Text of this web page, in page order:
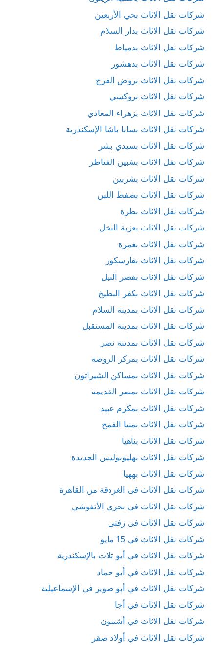
شركات نقل الاثاث بحي الأربعين
شركات نقل الاثاث بدار السلام
شركات نقل الاثاث بدمياط
شركات نقل الاثاث بدهشور
شركات نقل الاثاث بروض الفرج
شركات نقل الاثاث بروكسي
شركات نقل الاثاث بزهراء المعادي
شركات نقل الاثاث بسابا باشا الإسكندرية
شركات نقل الاثاث بسيدي بشر
شركات نقل الاثاث بشبين القناطر
شركات نقل الاثاث بشربين
شركات نقل الاثاث بصفط اللبن
شركات نقل الاثاث بطرة
شركات نقل الاثاث بعزبة النخل
شركات نقل الاثاث بغمرة
شركات نقل الاثاث بفارسكور
شركات نقل الاثاث بقصر النيل
شركات نقل الاثاث بكفر البطيخ
شركات نقل الاثاث بمدينة السلام
شركات نقل الاثاث بمدينة المستقبل
شركات نقل الاثاث بمدينة نصر
شركات نقل الاثاث بمركز الروضة
شركات نقل الاثاث بمساكن الشيراتون
شركات نقل الاثاث بمصر القديمة
شركات نقل الاثاث بمكرم عبيد
شركات نقل الاثاث بمنيا القمح
شركات نقل الاثاث بناهيا
شركات نقل الاثاث بهليوبوليس الجديدة
شركات نقل الاثاث بههيا
شركات نقل الاثاث فى الغردقة من القاهرة
شركات نقل الاثاث فى بحرى الأنفوشى
شركات نقل الاثاث فى زفتى
شركات نقل الاثاث في 15 مايو
شركات نقل الاثاث في أبو تلات بالإسكندرية
شركات نقل الاثاث في أبو حماد
شركات نقل الاثاث في أبو صوير فى الإسماعيلية
شركات نقل الاثاث في أجا
شركات نقل الاثاث في أشمون
شركات نقل الاثاث في أولاد صقر